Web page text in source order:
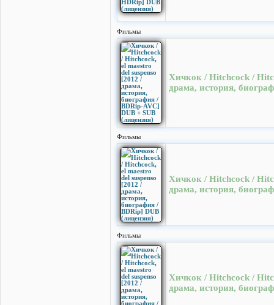
Фильмы
Хичкок / Hitchcock /
драма, история,
Фильмы
Хичкок / Hitchcock /
драма, история,
Фильмы
Хичкок / Hitchcock /
драма, история,